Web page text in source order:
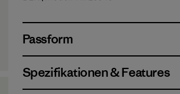
Passform
Spezifikationen & Features